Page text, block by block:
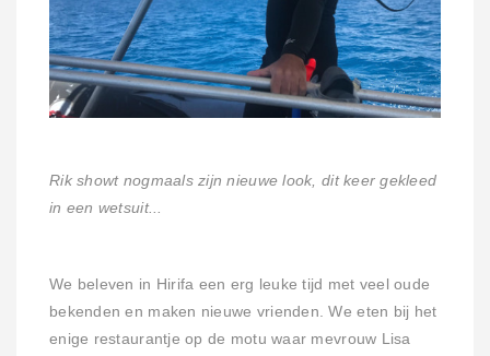
Rik showt nogmaals zijn nieuwe look, dit keer gekleed
in een wetsuit...
We beleven in Hirifa een erg leuke tijd met veel oude
bekenden en maken nieuwe vrienden. We eten bij het
enige restaurantje op de motu waar mevrouw Lisa